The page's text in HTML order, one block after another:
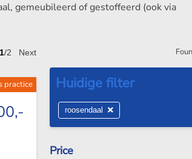
gemeubileerd of gestoffeerd (ook via
1/2 Next
practice
roosendaal
Price